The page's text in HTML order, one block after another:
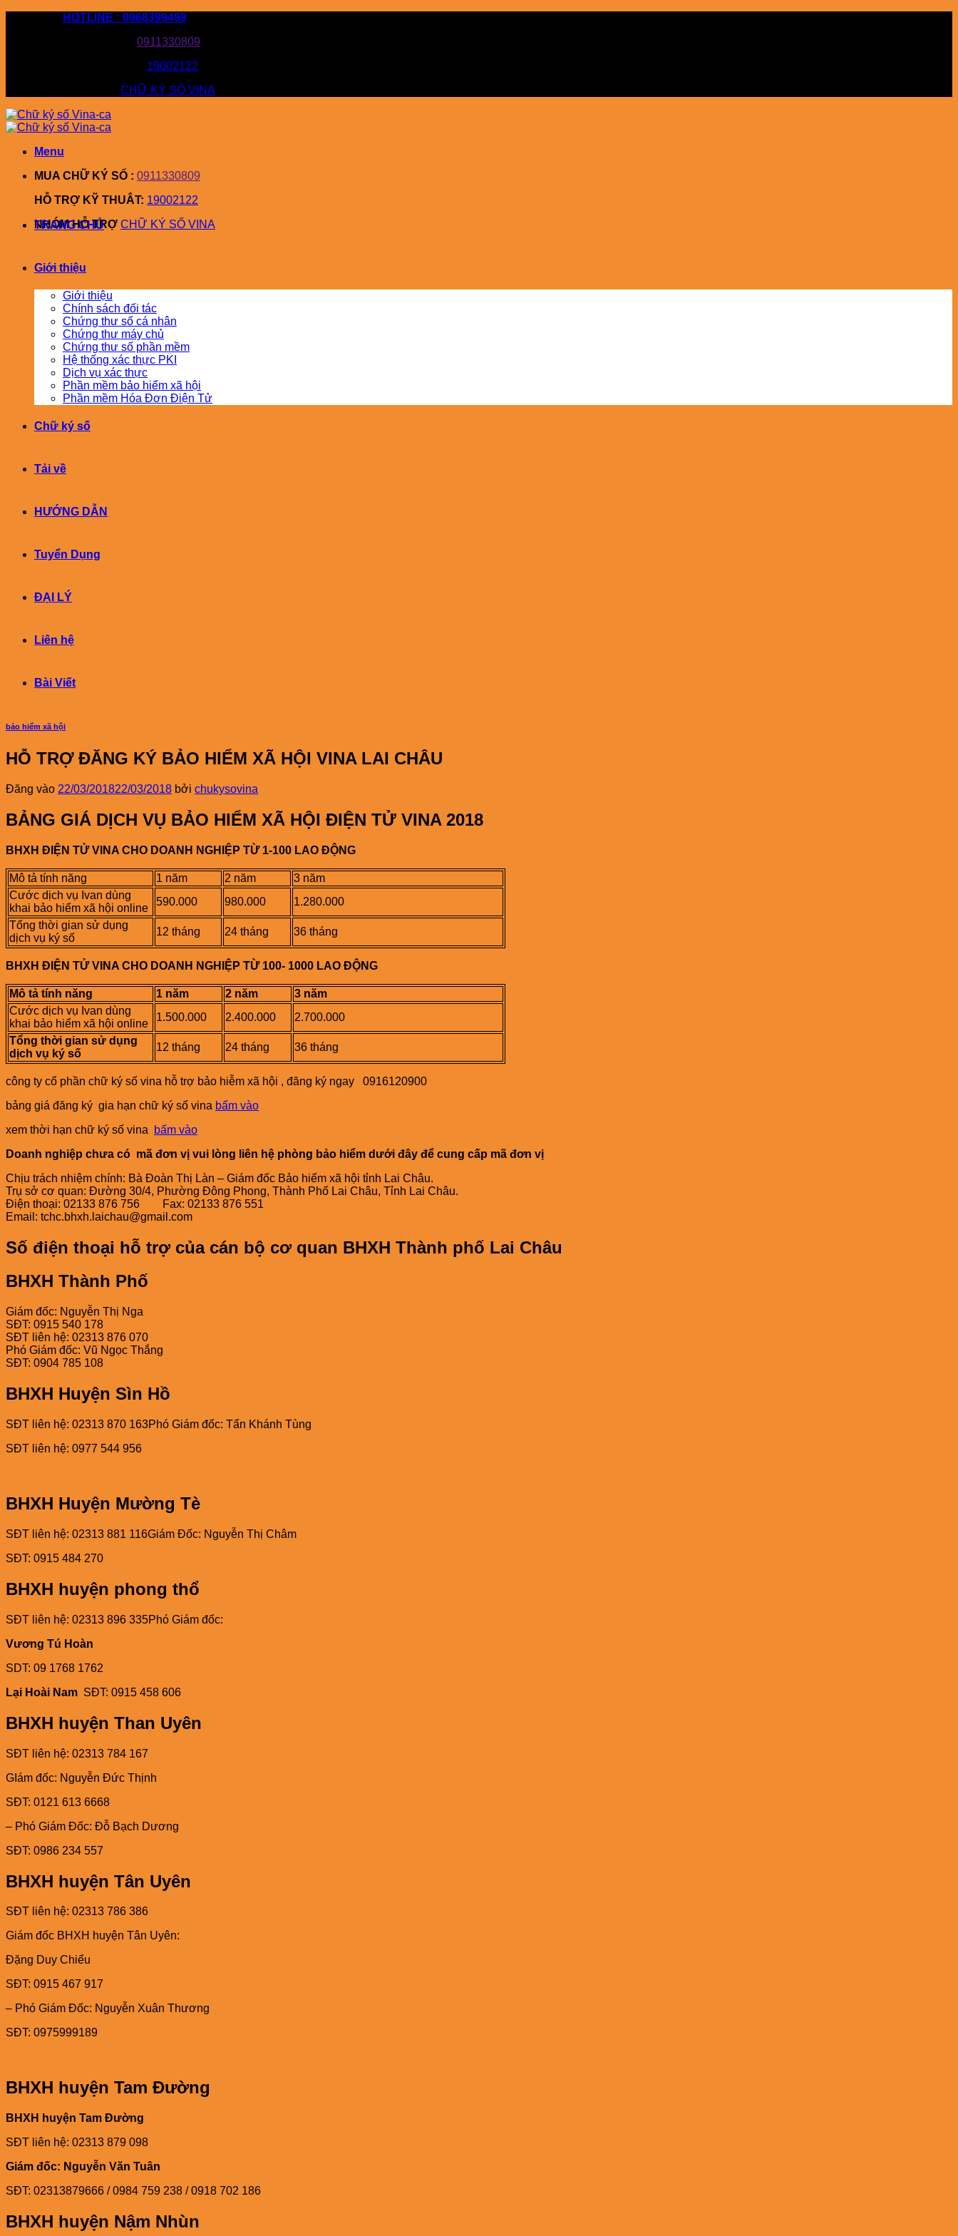
HOTLINE : 0968399499
0911330809
19002122
CHỮ KÝ SỐ VINA
Menu
MUA CHỮ KÝ SỐ : 0911330809
HỖ TRỢ KỸ THUÂT: 19002122
NHÓM HỖ TRỢ CHỮ KÝ SỐ VINA
TRANG CHỦ
Giới thiệu
Giới thiệu
Chính sách đối tác
Chứng thư số cá nhân
Chứng thư máy chủ
Chứng thư số phần mềm
Hệ thống xác thực PKI
Dịch vụ xác thực
Phần mềm bảo hiểm xã hội
Phần mềm Hóa Đơn Điện Tử
Chữ ký số
Tải về
HƯỚNG DẪN
Tuyển Dụng
ĐẠI LÝ
Liên hệ
Bài Viết
bảo hiểm xã hội
HỖ TRỢ ĐĂNG KÝ BẢO HIỂM XÃ HỘI VINA LAI CHÂU
Đăng vào 22/03/201822/03/2018 bởi chukysovina
BẢNG GIÁ DỊCH VỤ BẢO HIỂM XÃ HỘI ĐIỆN TỬ VINA 2018
BHXH ĐIỆN TỬ VINA CHO DOANH NGHIỆP TỪ 1-100 LAO ĐỘNG
Mô tả tính năng 1 năm 2 năm
3 năm
Cước dịch vụ Ivan dùng
khai bảo hiểm xã hội online
590.000 980.000
1.280.000
Tổng thời gian sử dụng
dịch vụ ký số
12 tháng 24 tháng 36 tháng
BHXH ĐIỆN TỬ VINA CHO DOANH NGHIỆP TỪ 100- 1000 LAO ĐỘNG
Mô tả tính năng 1 năm 2 năm
3 năm
Cước dịch vụ Ivan dùng
khai bảo hiểm xã hội online
1.500.000 2.400.000
2.700.000
Tổng thời gian sử dụng
dịch vụ ký số
12 tháng 24 tháng 36 tháng
công ty cổ phần chữ ký số vina hỗ trợ bảo hiễm xã hội , đăng ký ngay 0916120900
bảng giá đăng ký gia hạn chữ ký số vina bấm vào
xem thời hạn chữ ký số vina
bấm vào
Doanh nghiệp chưa có mã đơn vị vui lòng liên hệ phòng bảo hiểm dưới đây để cung cấp mã đơn vị
Chịu trách nhiệm chính: Bà Đoàn Thị Làn – Giám đốc Bảo hiểm xã hội tỉnh Lai Châu.
Trụ sở cơ quan: Đường 30/4, Phường Đông Phong, Thành Phố Lai Châu, Tỉnh Lai Châu.
Điện thoại: 02133 876 756 Fax: 02133 876 551
Email: tchc.bhxh.laichau@gmail.com
Số điện thoại hỗ trợ của cán bộ cơ quan BHXH Thành phố Lai Châu
BHXH Thành Phố
Giám đốc: Nguyễn Thị Nga
SĐT: 0915 540 178
SĐT liên hệ: 02313 876 070
Phó Giám đốc: Vũ Ngọc Thắng
SĐT: 0904 785 108
BHXH Huyện Sìn Hồ
SĐT liên hệ: 02313 870 163Phó Giám đốc: Tẩn Khánh Tùng
SĐT liên hệ: 0977 544 956
BHXH Huyện Mường Tè
SĐT liên hệ: 02313 881 116Giám Đốc: Nguyễn Thị Châm
SĐT: 0915 484 270
BHXH huyện phong thổ
SĐT liên hệ: 02313 896 335Phó Giám đốc:
Vương Tú Hoàn
SDT: 09 1768 1762
Lại Hoài Nam SĐT: 0915 458 606
BHXH huyện Than Uyên
SĐT liên hệ: 02313 784 167
GIám đốc: Nguyễn Đức Thịnh
SĐT: 0121 613 6668
– Phó Giám Đốc: Đỗ Bạch Dương
SĐT: 0986 234 557
BHXH huyện Tân Uyên
SĐT liên hệ: 02313 786 386
Giám đốc BHXH huyện Tân Uyên:
Đặng Duy Chiểu
SĐT: 0915 467 917
– Phó Giám Đốc: Nguyễn Xuân Thương
SĐT: 0975999189
BHXH huyện Tam Đường
BHXH huyện Tam Đường
SĐT liên hệ: 02313 879 098
Giám đốc: Nguyễn Văn Tuân
SĐT: 02313879666 / 0984 759 238 / 0918 702 186
BHXH huyện Nậm Nhùn